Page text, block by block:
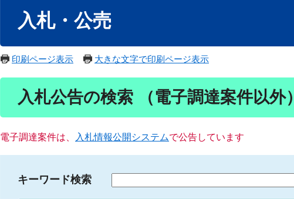
入札・公売
印刷ページ表示 大きな文字で印刷ページ表示
入札公告の検索 （電子調達案件以外）
電子調達案件は、 入札情報公開システムで公告しています
キーワード検索